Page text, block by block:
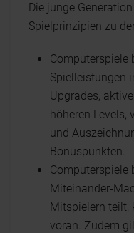
Die junge
Spielprinzipien zu
Computerspiele
Spielleistungen
Upgrades,
höheren Levels,
und
Bonuspunkten.
Computerspiele
Miteinander-
Mitspielern teilt,
voran. Zudem